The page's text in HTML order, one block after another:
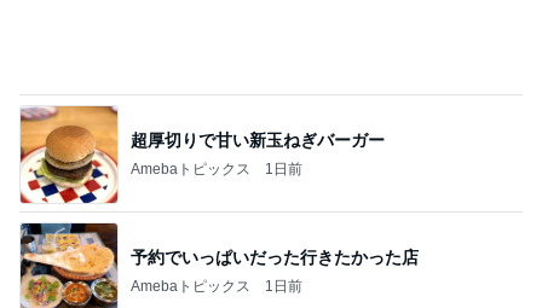
予約でいっぱいだった行きたかった店
Amebaトピックス 1日前
大地震のニュースを見て喋った母
Amebaトピックス 1日前